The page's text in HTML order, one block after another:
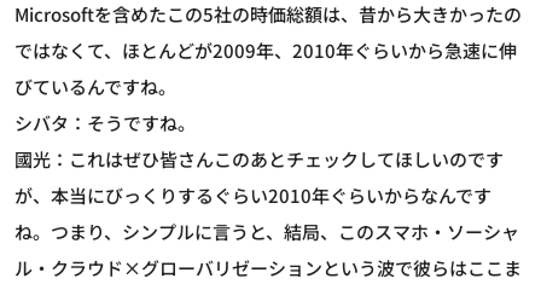
Microsoftを含めたこの5社の時価総額は、昔から大きかったの
ではなくて、ほとんどが2009年、2010年ぐらいから急速に伸
びているんですね。
シバタ：そうですね。
國光：これはぜひ皆さんこのあとチェックしてほしいのです
が、本当にびっくりするぐらい2010年ぐらいからなんです
ね。つまり、シンプルに言うと、結局、このスマホ・ソーシャ
ル・クラウド×グローバリゼーションという波で彼らはここま